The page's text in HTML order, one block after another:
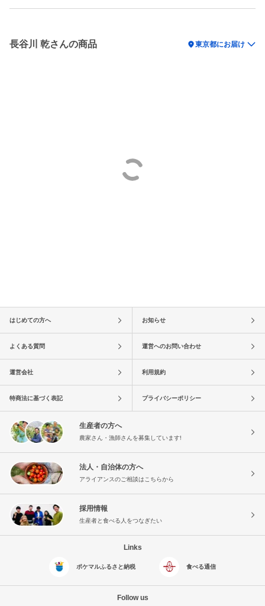
長谷川 乾さんの商品 location_on東京都にお届け
はじめての方へ お知らせ
よくある質問 運営へのお問い合わせ
運営会社 利用規約
特商法に基づく表記 プライバシーポリシー
生産者の方へ
農家さん・漁師さんを募集しています!
法人・自治体の方へ
アライアンスのご相談はこちらから
採用情報
生産者と食べる人をつなぎたい
Links
ポケマルふるさと納税 食べる通信
Follow us